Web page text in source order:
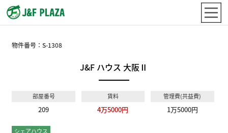
物件番号：S-1308
J&F ハウス 大阪Ⅱ
部屋番号
209
賃料
4万5000円
管理費(共益費)
1万5000円
シェアハウス